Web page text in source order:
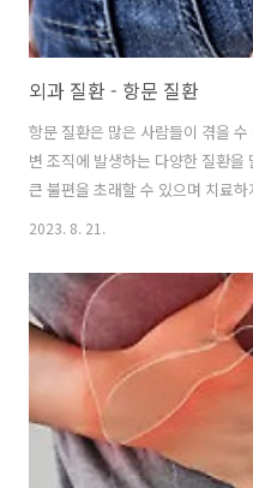
외과 질환 - 항문 질환
항문 질환은 많은 사람들이 겪을
변 조직에 발생하는 다양한 질환
큰 불편을 초래할 수 있으며 치료
수도 있습니다. 따라서 항문 질환은
주위맥 동정맥류입니다. 치질은
상태로 항문 주위의 통증, 가려움증
변비, 장염, 임신, 만성적인 앉은 자
료, 거즈로 압박, 수술 등의 다양
증과 함계 출혈이 동반되는 경우
2023. 8. 21.